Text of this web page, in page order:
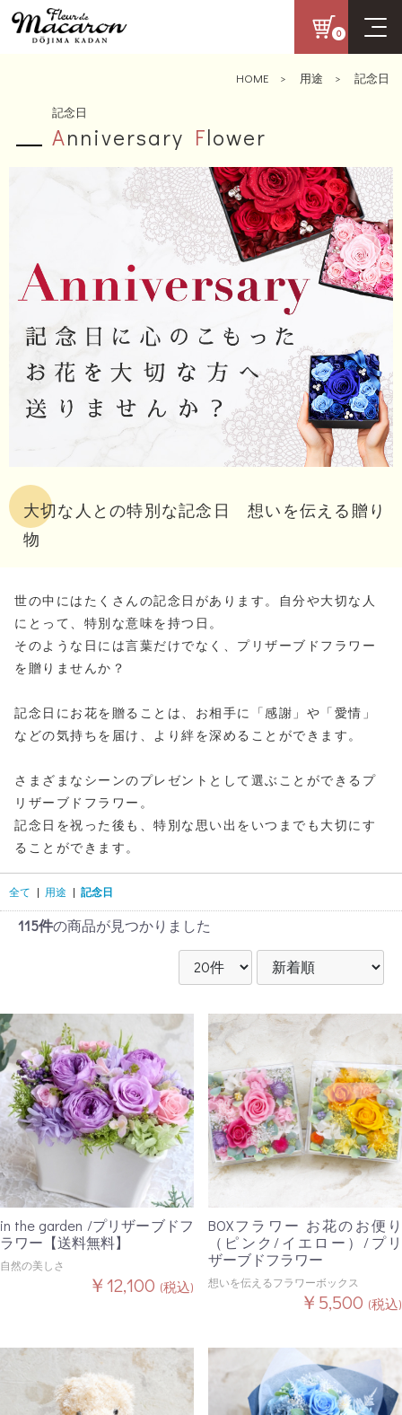
0
HOME> 用途 > 記念日
記念日
Anniversary Flower
大切な人との特別な記念日 想いを伝える贈り
物
世の中にはたくさんの記念日があります。自分や大切な人
にとって、特別な意味を持つ日。
そのような日には言葉だけでなく、プリザーブドフラワー
を贈りませんか？
記念日にお花を贈ることは、お相手に「感謝」や「愛情」
などの気持ちを届け、より絆を深めることができます。
さまざまなシーンのプレゼントとして選ぶことができるプ
リザーブドフラワー。
記念日を祝った後も、特別な思い出をいつまでも大切にす
ることができます。
全て | 用途 | 記念日
115件の商品が見つかりました
in the garden /プリザーブドフ
ラワー【送料無料】
自然の美しさ
￥12,100 (税込)
BOXフラワー お花のお便り
（ピンク/イエロー）/プリ
ザーブドフラワー
想いを伝えるフラワーボックス
￥5,500 (税込)